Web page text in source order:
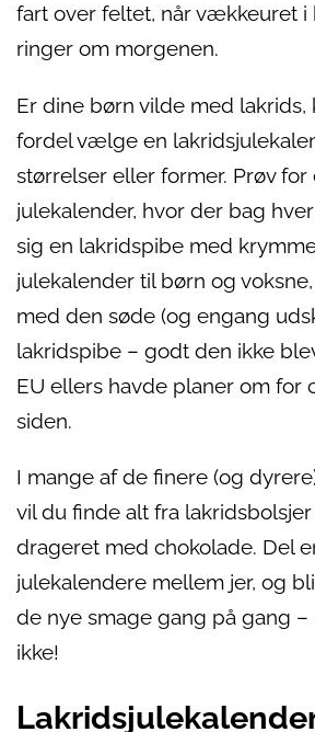
fart over feltet, når vækkeuret
ringer om morgenen.
Er dine børn vilde med lakrids,
fordel vælge en
størrelser eller former. Prøv for
julekalender, hvor der bag
sig en lakridspibe med
julekalender til børn og
med den søde (og engang
lakridspibe – godt den ikke
EU ellers havde planer om for
siden.
I mange af de finere (og
vil du finde alt fra
drageret med chokolade. Del
julekalendere mellem jer, og
de nye smage gang på gang
ikke!